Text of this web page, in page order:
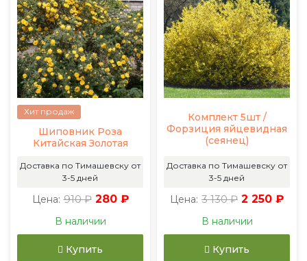
Хит продаж
Шиповник Роза
Китайская Золотая
Доставка по Тимашевску от
3-5 дней
Цена: 910 ₽ 280 ₽
В наличии
Купить
Комплект 5шт /
Форзиция яйцевидная
(сеянец)
Доставка по Тимашевску от
3-5 дней
Цена: 3 130 ₽ 2 250 ₽
В наличии
Купить